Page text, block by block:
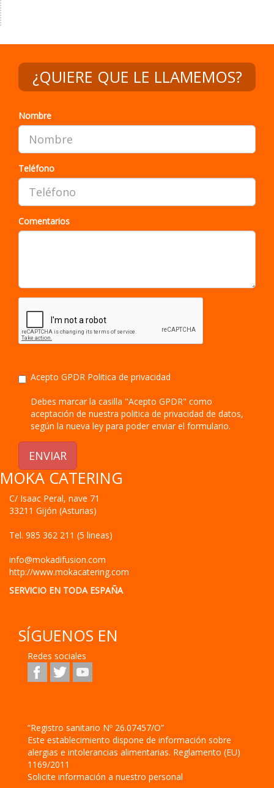
¿QUIERE QUE LE LLAMEMOS?
Nombre
Teléfono
Comentarios
Acepto GPDR Politica de privacidad
Debes marcar la casilla "Acepto GPDR" como
aceptación de nuestra politica de privacidad de datos,
según la nueva ley para poder enviar el formulario.
ENVIAR
MOKA CATERING
C/ Isaac Peral, nave 71
33211 Gijón (Asturias)
Tel. 985 362 211 (5 lineas)
info@mokadifusion.com
http://www.mokacatering.com
SERVICIO EN TODA ESPAÑA
SÍGUENOS EN
Redes sociales
“Registro sanitario Nº 26.07457/O”
Este establecimiento dispone de información sobre
alergias e intolerancias alimentarias. Reglamento (EU)
1169/2011
Solicite información a nuestro personal